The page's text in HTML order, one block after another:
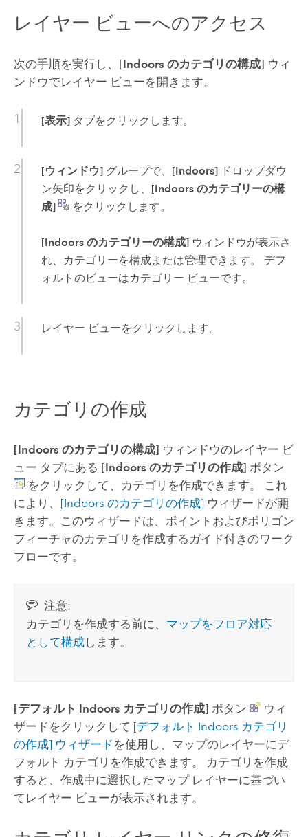
レイヤー ビューへのアクセス
次の手順を実行し、 [Indoors のカテゴリの構成] ウィ
ンドウでレイヤー ビューを開きます。
[表示]タブをクリックします。
[ウィンドウ]グループで、 [Indoors]ドロップダウ
ン矢印をクリックし、 [Indoors のカテゴリーの構
成]
をクリックします。
[Indoors のカテゴリーの構成]ウィンドウが表示さ
れ、カテゴリーを構成または管理できます。 デフ
ォルトのビューはカテゴリー ビューです。
レイヤー ビューをクリックします。
カテゴリの作成
[Indoors のカテゴリの構成] ウィンドウのレイヤー ビ
ュー タブにある [Indoors のカテゴリの作成] ボタン
をクリックして、カテゴリを作成できます。 これ
により、 [Indoors のカテゴリの作成]ウィザードが開
きます。このウィザードは、ポイントおよびポリゴン
フィーチャのカテゴリを作成するガイド付きのワーク
フローです。
注意:
カテゴリを作成する前に、 マップをフロア対応
として構成します。
[デフォルト Indoors カテゴリの作成] ボタン
ウィ
ザードをクリックして [デフォルト Indoors カテゴリ
の作成] ウィザード を使用し、マップのレイヤーにデ
フォルト カテゴリを作成できます。 カテゴリを作成
すると、作成中に選択したマップ レイヤーに基づい
てレイヤー ビューが表示されます。